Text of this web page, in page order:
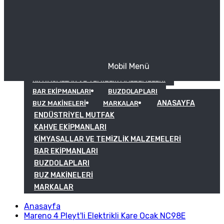
KIMYASALLAR VE TEMIZLIK MALZEMELERI
BAR EKIPMANLARI
BUZDOLAPLARI
BUZ MAKINELERI
MARKALAR
Mobil Menü
ANASAYFA
ENDÜSTRIYEL MUTFAK
KAHVE EKIPMANLARI
KIMYASALLAR VE TEMIZLIK MALZEMELERI
BAR EKIPMANLARI
BUZDOLAPLARI
BUZ MAKINELERI
MARKALAR
Anasayfa
Mareno 4 Pleyt'li Elektrikli Kare Ocak NC98E